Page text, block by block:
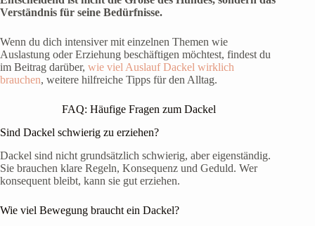
Verständnis für seine Bedürfnisse.
Wenn du dich intensiver mit einzelnen Themen wie
Auslastung oder Erziehung beschäftigen möchtest, findest du
im Beitrag darüber, wie viel Auslauf Dackel wirklich
brauchen, weitere hilfreiche Tipps für den Alltag.
FAQ: Häufige Fragen zum Dackel
Sind Dackel schwierig zu erziehen?
Dackel sind nicht grundsätzlich schwierig, aber eigenständig.
Sie brauchen klare Regeln, Konsequenz und Geduld. Wer
konsequent bleibt, kann sie gut erziehen.
Wie viel Bewegung braucht ein Dackel?